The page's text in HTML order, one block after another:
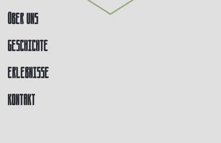
Über uns
Geschichte
Erlebnisse
Kontakt